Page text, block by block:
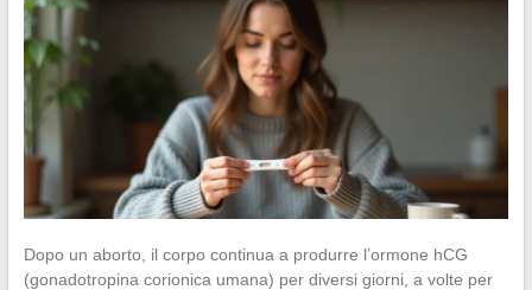
Dopo un aborto, il corpo continua a produrre l’ormone hCG
(gonadotropina corionica umana) per diversi giorni, a volte per